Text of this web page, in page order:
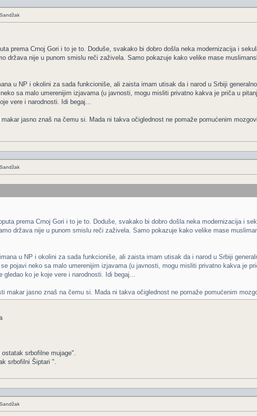
prema Crnoj Gori i to je to. Doduše, svakako bi dobro došla neka modernizacija i
država nije u punom smislu reči zaživela. Samo pokazuje kako velike mase
u NP i okolini za sada funkcioniše, ali zaista imam utisak da i narod u Srbiji
sa malo umerenijim izjavama (u javnosti, mogu misliti privatno kakva je priča u
vere i narodnosti. Idi begaj...
jasno znaš na čemu si. Mada ni takva očiglednost ne pomaže pomućenim
prema Crnoj Gori i to je to. Doduše, svakako bi dobro došla neka modernizacija i
država nije u punom smislu reči zaživela. Samo pokazuje kako velike mase
u NP i okolini za sada funkcioniše, ali zaista imam utisak da i narod u Srbiji
pojavi neko sa malo umerenijim izjavama (u javnosti, mogu misliti privatno kakva je
gledao ko je koje vere i narodnosti. Idi begaj...
makar jasno znaš na čemu si. Mada ni takva očiglednost ne pomaže pomućenim
srbofilne mujage".
srbofilni Šiptari ".